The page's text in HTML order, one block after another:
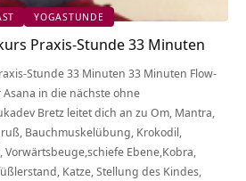
YOGASTUNDE
Praxis-Stunde 33 Minuten
Stunde 33 Minuten 33 Minuten Flow-
in die nächste ohne
Bretz leitet dich an zu Om, Mantra,
Bauchmuskelübung, Krokodil,
Vorwärtsbeuge,schiefe Ebene,Kobra,
Katze, Stellung des Kindes,